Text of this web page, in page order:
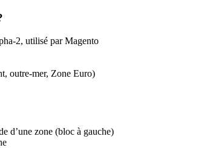
2, utilisé par Magento
outre-mer, Zone Euro)
d’une zone (bloc à gauche)